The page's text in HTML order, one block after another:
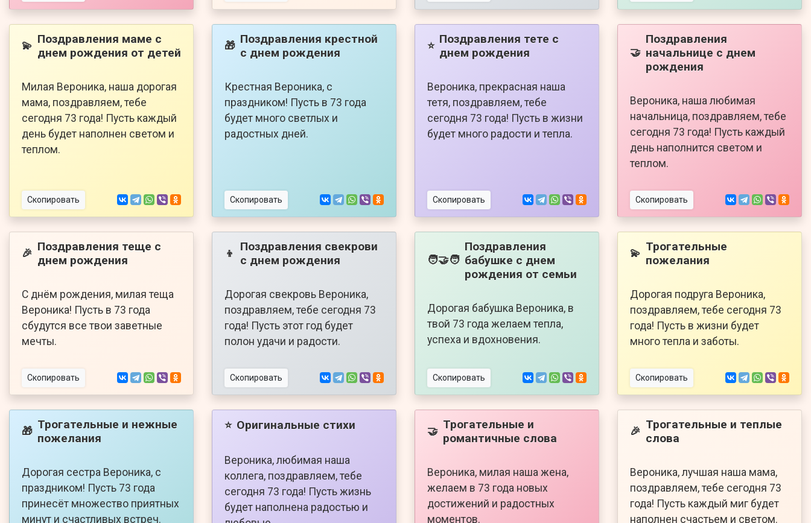
💫 Поздравления маме с
днем рождения от детей
Милая Вероника, наша дорогая
мама, поздравляем, тебе
сегодня 73 года! Пусть каждый
день будет наполнен светом и
теплом.
Скопировать
🎁 Поздравления крестной
с днем рождения
Крестная Вероника, с
праздником! Пусть в 73 года
будет много светлых и
радостных дней.
Скопировать
⭐ Поздравления тете с
днем рождения
Вероника, прекрасная наша
тетя, поздравляем, тебе
сегодня 73 года! Пусть в жизни
будет много радости и тепла.
Скопировать
🤝
Поздравления
начальнице с днем
рождения
Вероника, наша любимая
начальница, поздравляем, тебе
сегодня 73 года! Пусть каждый
день наполнится светом и
теплом.
Скопировать
🎉 Поздравления теще с
днем рождения
С днём рождения, милая теща
Вероника! Пусть в 73 года
сбудутся все твои заветные
мечты.
Скопировать
👦
Поздравления свекрови
с днем рождения
Дорогая свекровь Вероника,
поздравляем, тебе сегодня 73
года! Пусть этот год будет
полон удачи и радости.
Скопировать
🧑‍🤝‍🧑
Поздравления
бабушке с днем
рождения от семьи
Дорогая бабушка Вероника, в
твой 73 года желаем тепла,
успеха и вдохновения.
Скопировать
💫 Трогательные
пожелания
Дорогая подруга Вероника,
поздравляем, тебе сегодня 73
года! Пусть в жизни будет
много тепла и заботы.
Скопировать
🎁 Трогательные и нежные
пожелания
Дорогая сестра Вероника, с
праздником! Пусть 73 года
принесёт множество приятных
минут и счастливых встреч.
⭐ Оригинальные стихи
Вероника, любимая наша
коллега, поздравляем, тебе
сегодня 73 года! Пусть жизнь
будет наполнена радостью и
🤝 Трогательные и
романтичные слова
Вероника, милая наша жена,
желаем в 73 года новых
достижений и радостных
моментов.
🎉 Трогательные и теплые
слова
Вероника, лучшая наша мама,
поздравляем, тебе сегодня 73
года! Пусть каждый миг будет
наполнен счастьем и светом.